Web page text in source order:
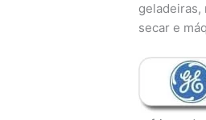
geladeiras,
secar e